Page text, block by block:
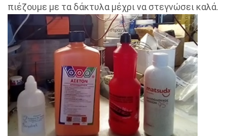
πιέζουμε με τα δάκτυλα μέχρι να στεγνώσει καλά.